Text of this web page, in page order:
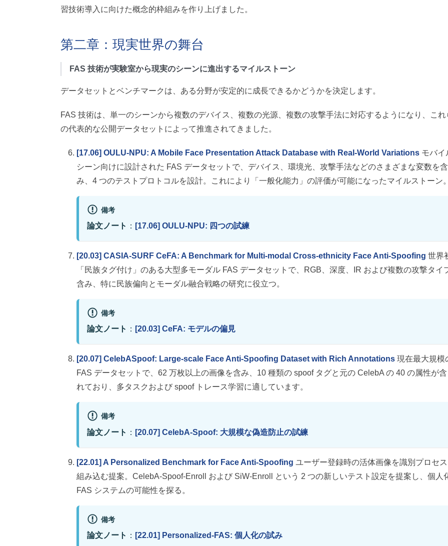
習技術導入に向けた概念的枠組みを作り上げました。
第二章：現実世界の舞台
FAS 技術が実験室から現実のシーンに進出するマイルストーン
データセットとベンチマークは、ある分野が安定的に成長できるかどうかを決定します。
FAS 技術は、単一のシーンから複数のデバイス、複数の光源、複数の攻撃手法に対応するようになり、これ
の代表的な公開データセットによって推進されてきました。
[17.06] OULU-NPU: A Mobile Face Presentation Attack Database with Real-World Variationsモバイ
シーン向けに設計された FAS データセットで、デバイス、環境光、攻撃手法などのさまざまな変数を含
み、4 つのテストプロトコルを設計。これにより「一般化能力」の評価が可能になったマイルストーン
備考
論文ノート ： [17.06] OULU-NPU: 四つの試練
[20.03] CASIA-SURF CeFA: A Benchmark for Multi-modal Cross-ethnicity Face Anti-Spoofing 世界
「民族タグ付け」のある大型多モーダル FAS データセットで、RGB、深度、IR および複数の攻撃タイ
含み、特に民族偏向とモーダル融合戦略の研究に役立つ。
備考
論文ノート ： [20.03] CeFA: モデルの偏見
[20.07] CelebASpoof: Large-scale Face Anti-Spoofing Dataset with Rich Annotations現在最大規模
FAS データセットで、62 万枚以上の画像を含み、10 種類の spoof タグと元の CelebA の 40 の属性が
れており、多タスクおよび spoof トレース学習に適しています。
備考
論文ノート ： [20.07] CelebA-Spoof: 大規模な偽造防止の試練
[22.01] A Personalized Benchmark for Face Anti-Spoofing ユーザー登録時の活体画像を識別プロセ
組み込む提案。CelebA-Spoof-Enroll および SiW-Enroll という 2 つの新しいテスト設定を提案し、個人
FAS システムの可能性を探る。
備考
論文ノート ： [22.01] Personalized-FAS: 個人化の試み